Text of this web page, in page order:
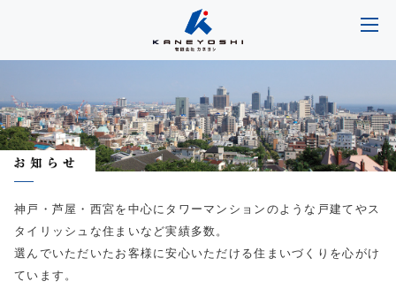
神戸・芦屋・西宮を中心にタワーマンションのような戸建てやス
タイリッシュな住まいなど実績多数。
選んでいただいたお客様に安心いただける住まいづくりを心がけ
ています。